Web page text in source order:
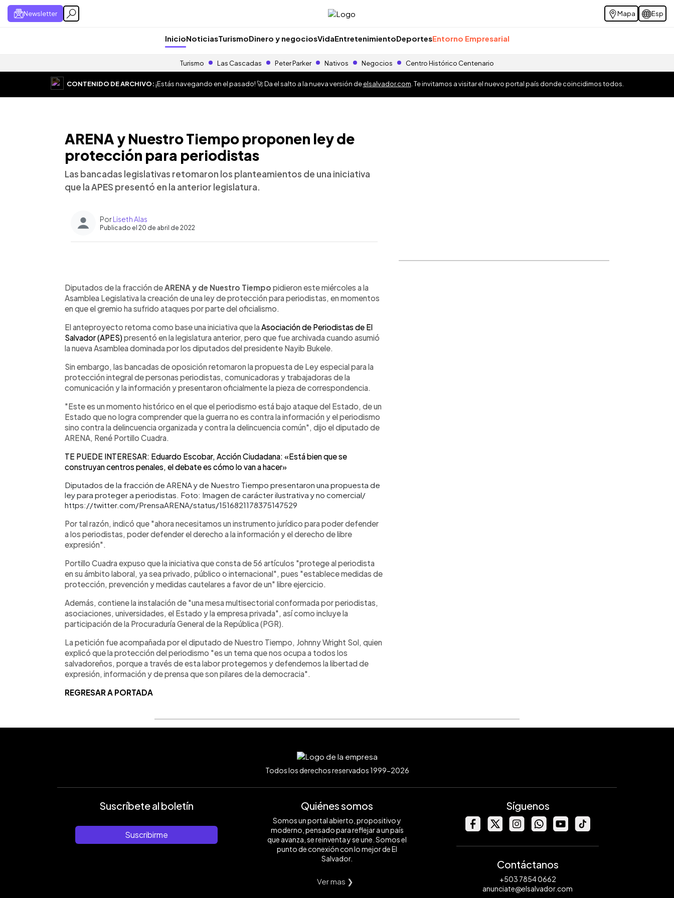
Newsletter Mapa Esp
InicioNoticiasTurismoDinero y negociosVidaEntretenimientoDeportesEntorno Empresarial
Turismo Las Cascadas Peter Parker Nativos Negocios Centro Histórico Centenario
CONTENIDO DE ARCHIVO:¡Estás navegando en el pasado! 🚀 Da el salto a la nueva versión deelsalvador.com . Te invitamos a visitar el nuevo portal país donde coincidimos todos.
ARENA y Nuestro Tiempo proponen ley de
protección para periodistas
Las bancadas legislativas retomaron los planteamientos de una iniciativa
que la APES presentó en la anterior legislatura.
PorLiseth Alas
Publicado el 20 de abril de 2022
Escuchar artículo
Diputados de la fracción deARENA y de Nuestro Tiempo pidieron este miércoles a la
Asamblea Legislativa la creación de una ley de protección para periodistas, en momentos
en que el gremio ha sufrido ataques por parte del oficialismo.
El anteproyecto retoma como base una iniciativa que laAsociación de Periodistas de El
Salvador (APES)presentó en la legislatura anterior, pero que fue archivada cuando asumió
la nueva Asamblea dominada por los diputados del presidente Nayib Bukele.
Sin embargo, las bancadas de oposición retomaron la propuesta de Ley especial para la
protección integral de personas periodistas, comunicadoras y trabajadoras de la
comunicación y la información y presentaron oficialmente la pieza de correspondencia.
"Este es un momento histórico en el que el periodismo está bajo ataque del Estado, de un
Estado que no logra comprender que la guerra no es contra la información y el periodismo
sino contra la delincuencia organizada y contra la delincuencia común", dijo el diputado de
ARENA, René Portillo Cuadra.
TE PUEDE INTERESAR: Eduardo Escobar, Acción Ciudadana: «Está bien que se
construyan centros penales, el debate es cómo lo van a hacer»
Diputados de la fracción de ARENA y de Nuestro Tiempo presentaron una propuesta de
ley para proteger a periodistas. Foto: Imagen de carácter ilustrativa y no comercial/
https://twitter.com/PrensaARENA/status/1516821178375147529
Por tal razón, indicó que "ahora necesitamos un instrumento jurídico para poder defender
a los periodistas, poder defender el derecho a la información y el derecho de libre
expresión".
Portillo Cuadra expuso que la iniciativa que consta de 56 artículos "protege al periodista
en su ámbito laboral, ya sea privado, público o internacional", pues "establece medidas de
protección, prevención y medidas cautelares a favor de un" libre ejercicio.
Además, contiene la instalación de "una mesa multisectorial conformada por periodistas,
asociaciones, universidades, el Estado y la empresa privada", así como incluye la
participación de la Procuraduría General de la República (PGR).
La petición fue acompañada por el diputado de Nuestro Tiempo, Johnny Wright Sol, quien
explicó que la protección del periodismo "es un tema que nos ocupa a todos los
salvadoreños, porque a través de esta labor protegemos y defendemos la libertad de
expresión, información y de prensa que son pilares de la democracia".
REGRESAR A PORTADA
Todos los derechos reservados 1999-2026
Suscríbete al boletín
Suscribirme
Quiénes somos
Somos un portal abierto, propositivo y
moderno, pensado para reflejar a un país
que avanza, se reinventa y se une. Somos el
punto de conexión con lo mejor de El
Salvador.
Ver mas ❯
Síguenos
Contáctanos
+503 7854 0662
anunciate@elsalvador.com